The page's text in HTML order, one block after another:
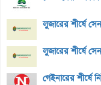
লুজারের শীর্ষে
লুজারের শীর্ষে
গেইনারের শীর্ষে